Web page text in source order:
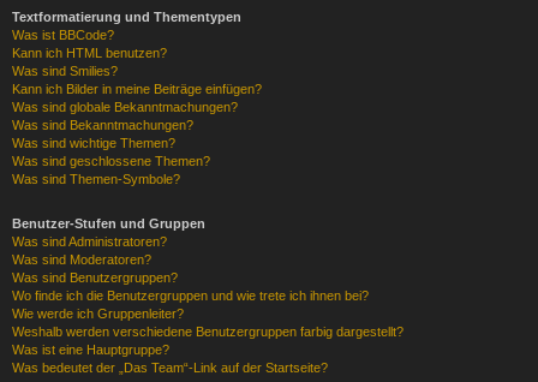
Textformatierung und Thementypen
Was ist BBCode?
Kann ich HTML benutzen?
Was sind Smilies?
Kann ich Bilder in meine Beiträge einfügen?
Was sind globale Bekanntmachungen?
Was sind Bekanntmachungen?
Was sind wichtige Themen?
Was sind geschlossene Themen?
Was sind Themen-Symbole?
Benutzer-Stufen und Gruppen
Was sind Administratoren?
Was sind Moderatoren?
Was sind Benutzergruppen?
Wo finde ich die Benutzergruppen und wie trete ich ihnen bei?
Wie werde ich Gruppenleiter?
Weshalb werden verschiedene Benutzergruppen farbig dargestellt?
Was ist eine Hauptgruppe?
Was bedeutet der „Das Team“-Link auf der Startseite?